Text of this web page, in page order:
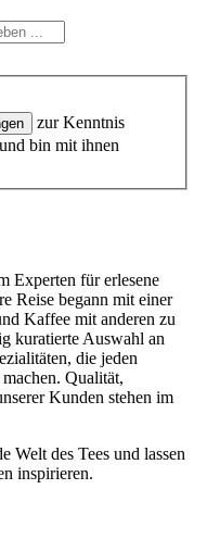
zur Kenntnis
bin mit ihnen
Experten für erlesene
Reise begann mit einer
Kaffee mit anderen zu
kuratierte Auswahl an
die jeden
Qualität,
Kunden stehen im
Welt des Tees und lassen
inspirieren.